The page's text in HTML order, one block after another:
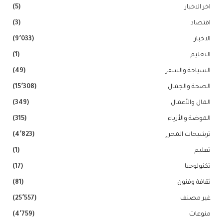
اخر الاخبار (5)
اقتصاد (3)
الاخبار (9٬033)
التعليم (1)
السياحة والسفر (49)
الصحة والجمال (15٬308)
المال والأعمال (349)
الموضة والأزياء (315)
ترشيحات المحرر (4٬823)
تعليم (1)
تكنولوجيا (17)
ثقافة وفنون (81)
غير مصنف (25٬557)
منوعات (4٬759)